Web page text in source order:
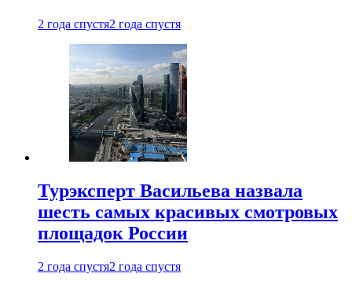
2 года спустя2 года спустя
Турэксперт Васильева назвала
шесть самых красивых смотровых
площадок России
2 года спустя2 года спустя